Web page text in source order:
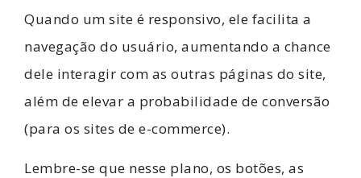
Quando um site é responsivo, ele facilita a
navegação do usuário, aumentando a chance
dele interagir com as outras páginas do site,
além de elevar a probabilidade de conversão
(para os sites de e-commerce).
Lembre-se que nesse plano, os botões, as